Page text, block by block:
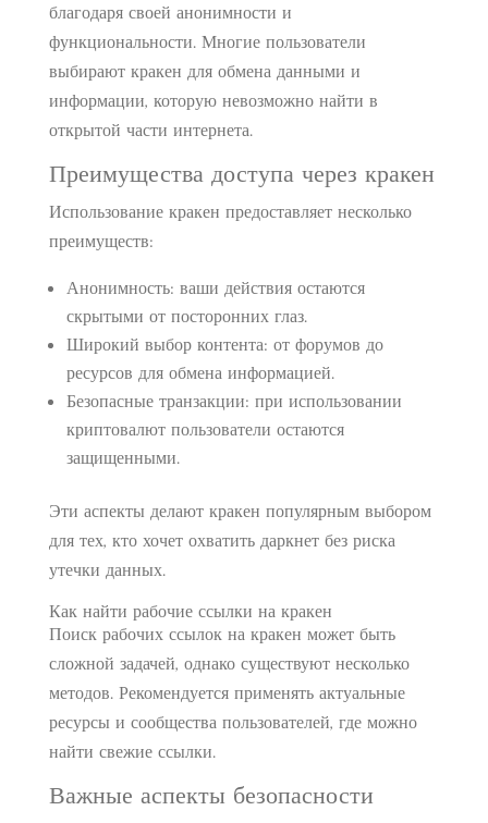
благодаря своей анонимности и
функциональности. Многие пользователи
выбирают кракен для обмена данными и
информации, которую невозможно найти в
открытой части интернета.
Преимущества доступа через кракен
Использование кракен предоставляет несколько
преимуществ:
Анонимность: ваши действия остаются
скрытыми от посторонних глаз.
Широкий выбор контента: от форумов до
ресурсов для обмена информацией.
Безопасные транзакции: при использовании
криптовалют пользователи остаются
защищенными.
Эти аспекты делают кракен популярным выбором
для тех, кто хочет охватить даркнет без риска
утечки данных.
Как найти рабочие ссылки на кракен
Поиск рабочих ссылок на кракен может быть
сложной задачей, однако существуют несколько
методов. Рекомендуется применять актуальные
ресурсы и сообщества пользователей, где можно
найти свежие ссылки.
Важные аспекты безопасности